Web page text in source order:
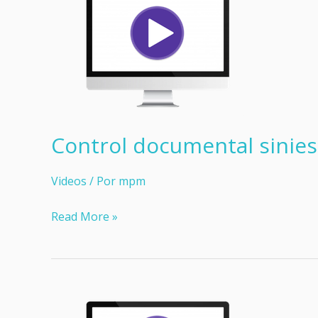
Control documental
Videos / Por mpm
Control
siniestros
Read More »